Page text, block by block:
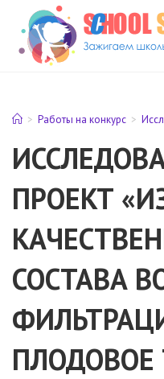
Перейти
содержимому
> Работы на конкурс >
ПРОЕКТ
СОСТАВА
ПЛОДОВОЕ